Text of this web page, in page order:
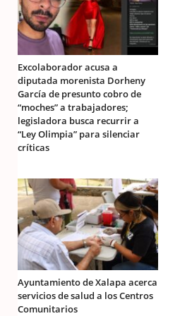
Excolaborador acusa a
diputada morenista Dorheny
García de presunto cobro de
“moches” a trabajadores;
legisladora busca recurrir a
“Ley Olimpia” para silenciar
críticas
Ayuntamiento de Xalapa acerca
servicios de salud a los Centros
Comunitarios